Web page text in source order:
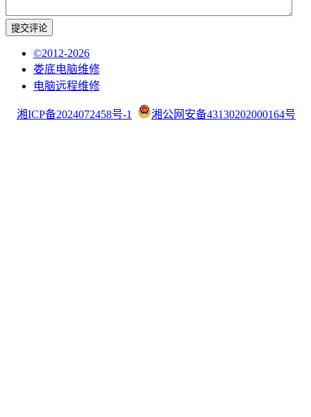
提交评论
©2012-2026
娄底电脑维修
电脑远程维修
湘ICP备2024072458号-1 湘公网安备43130202000164号